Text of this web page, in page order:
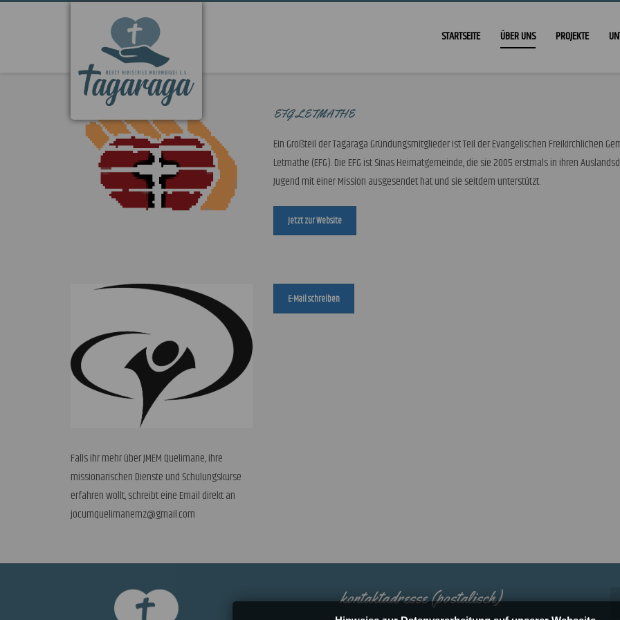
STARTSEITE ÜBER UNS PROJEKTE
Unsere Partner
EFG LETMATHE
Ein Großteil der Tagaraga Gründungsmitglieder ist Teil der Evangelischen Freikirchlichen
Letmathe (EFG). Die EFG ist Sinas Heimatgemeinde, die sie 2005 erstmals in ihren
Jugend mit einer Mission ausgesendet hat und sie seitdem unterstützt.
Jetzt zur Website
Falls ihr mehr über JMEM Quelimane, ihre
missionarischen Dienste und Schulungskurse
erfahren wollt, schreibt eine Email direkt an
jocumquelimanemz@gmail.com
E-Mail schreiben
kontaktadresse (postalisch)